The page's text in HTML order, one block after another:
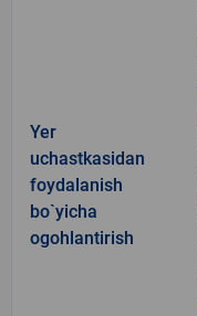
Yer
uchastkasidan
foydalanish
bo`yicha
ogohlantirish